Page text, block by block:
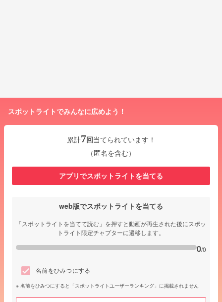
スポットライトでみんなに広めよう！
累計7回当てられています！
（匿名を含む）
アプリでスポットライトを当てる
web版でスポットライトを当てる
「スポットライトを当てて読む」を押すと動画が再生された後にスポッ
トライト限定チャプターに遷移します。
0/0
名前をひみつにする
名前をひみつにすると「スポットライトユーザーランキング」に掲載されません